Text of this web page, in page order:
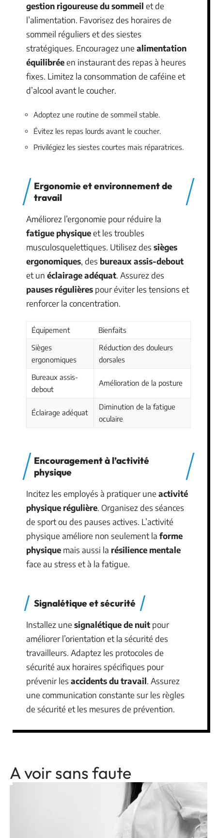
gestion rigoureuse du sommeil et de
l’alimentation. Favorisez des horaires de
sommeil réguliers et des siestes
stratégiques. Encouragez une alimentation
équilibréeen instaurant des repas à heures
fixes. Limitez la consommation de caféine et
d’alcool avant le coucher.
Adoptez une routine de sommeil stable.
Évitez les repas lourds avant le coucher.
Privilégiez les siestes courtes mais réparatrices.
Ergonomie et environnement de
travail
Améliorez l’ergonomie pour réduire la
fatigue physiqueet les troubles
musculosquelettiques. Utilisez des sièges
ergonomiques, des bureaux assis-debout
et un éclairage adéquat. Assurez des
pauses régulières pour éviter les tensions et
renforcer la concentration.
Équipement
Bienfaits
Sièges
ergonomiques
Réduction des douleurs
dorsales
Bureaux assis-
debout
Amélioration de la posture
Éclairage adéquat
Diminution de la fatigue
oculaire
Encouragement à l’activité
physique
Incitez les employés à pratiquer une activité
physique régulière. Organisez des séances
de sport ou des pauses actives. L’activité
physique améliore non seulement la forme
physique mais aussi la résilience mentale
face au stress et à la fatigue.
Signalétique et sécurité
Installez une signalétique de nuit pour
améliorer l’orientation et la sécurité des
travailleurs. Adaptez les protocoles de
sécurité aux horaires spécifiques pour
prévenir les accidents du travail. Assurez
une communication constante sur les règles
de sécurité et les mesures de prévention.
A voir sans faute